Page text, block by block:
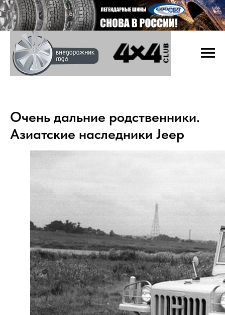
Очень дальние родственники.
Азиатские наследники Jeep